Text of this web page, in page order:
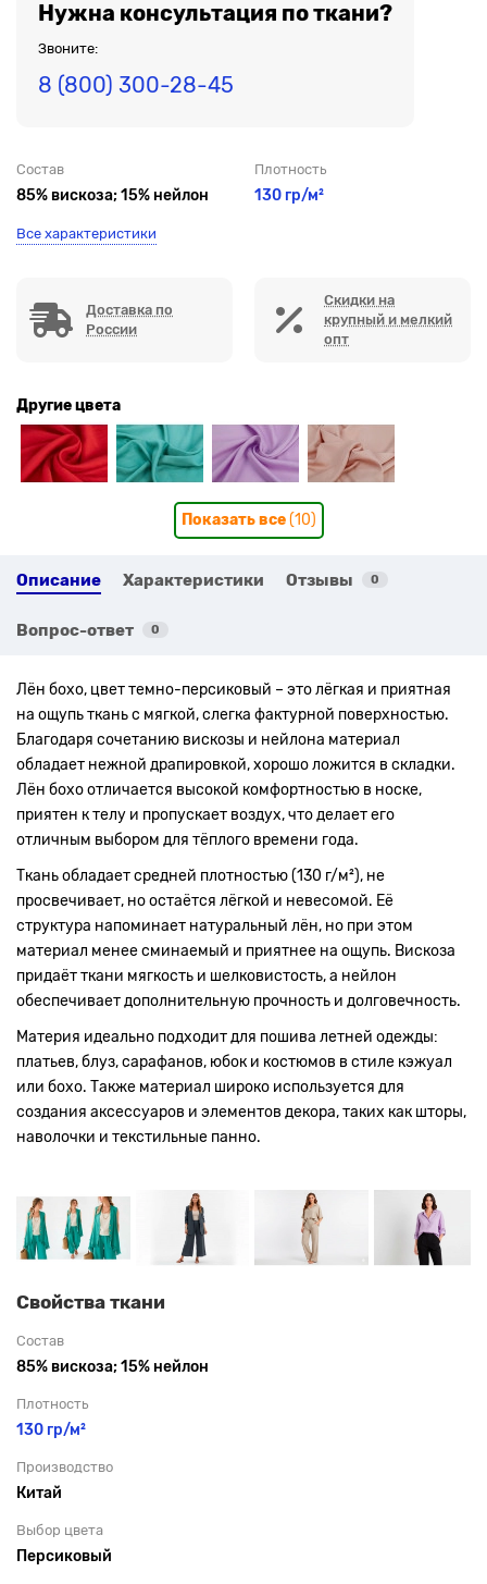
Нужна консультация по ткани?
Звоните:
8 (800) 300-28-45
Состав
85% вискоза; 15% нейлон
Плотность
130 гр/м²
Все характеристики
Доставка по
России
Скидки на
крупный и мелкий
опт
Другие цвета
Показать все(10)
Описание Характеристики Отзывы 0
Вопрос-ответ 0
Лён бохо, цвет темно-персиковый – это лёгкая и приятная
на ощупь ткань с мягкой, слегка фактурной поверхностью.
Благодаря сочетанию вискозы и нейлона материал
обладает нежной драпировкой, хорошо ложится в складки.
Лён бохо отличается высокой комфортностью в носке,
приятен к телу и пропускает воздух, что делает его
отличным выбором для тёплого времени года.
Ткань обладает средней плотностью (130 г/м²), не
просвечивает, но остаётся лёгкой и невесомой. Её
структура напоминает натуральный лён, но при этом
материал менее сминаемый и приятнее на ощупь. Вискоза
придаёт ткани мягкость и шелковистость, а нейлон
обеспечивает дополнительную прочность и долговечность.
Материя идеально подходит для пошива летней одежды:
платьев, блуз, сарафанов, юбок и костюмов в стиле кэжуал
или бохо. Также материал широко используется для
создания аксессуаров и элементов декора, таких как шторы,
наволочки и текстильные панно.
Свойства ткани
Состав
85% вискоза; 15% нейлон
Плотность
130 гр/м²
Производство
Китай
Выбор цвета
Персиковый